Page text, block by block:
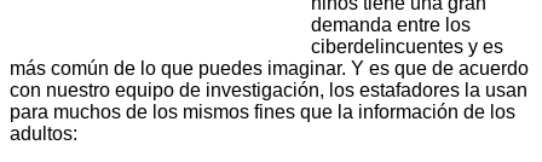
demanda entre los
ciberdelincuentes y es
más común de lo que puedes imaginar. Y es que de acuerdo
con nuestro equipo de investigación, los estafadores la usan
para muchos de los mismos fines que la información de los
adultos: